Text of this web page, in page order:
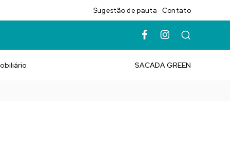
Sugestão de pauta Contato
SACADA GREEN